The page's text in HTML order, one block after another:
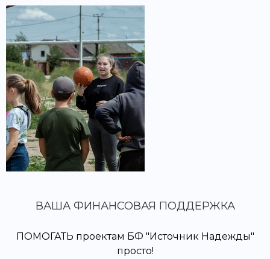
ВАША ФИНАНСОВАЯ ПОДДЕРЖКА
ПОМОГАТЬ проектам БФ "Источник Надежды"
просто!